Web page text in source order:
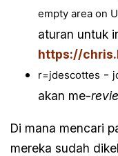
empty area on
aturan untuk
https://
r=jdescottes -
akan me-
Di mana mencari
mereka sudah